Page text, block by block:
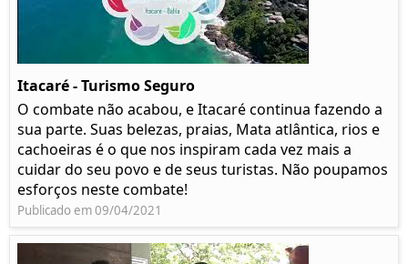
Itacaré - Turismo Seguro
O combate não acabou, e Itacaré continua fazendo a
sua parte. Suas belezas, praias, Mata atlântica, rios e
cachoeiras é o que nos inspiram cada vez mais a
cuidar do seu povo e de seus turistas. Não poupamos
esforços neste combate!
Publicado em 09/04/2021